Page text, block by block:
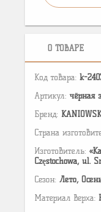
О ТОВАРЕ
Код товара: k-
Артикул: чёрная
Бренд:
Страна
Изготовитель:
Częstochowa, ul.
Сезон: Лето,
Материал верха: